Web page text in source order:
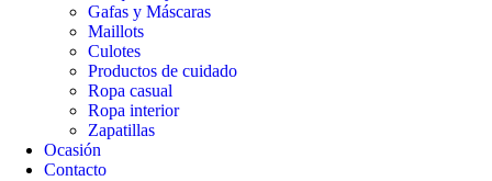
Gafas y Máscaras
Maillots
Culotes
Productos de cuidado
Ropa casual
Ropa interior
Zapatillas
Ocasión
Contacto